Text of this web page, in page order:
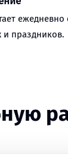
ежедневно
и праздников.